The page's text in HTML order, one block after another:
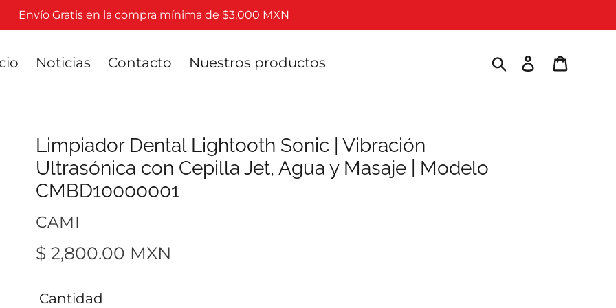
Envío Gratis en la compra mínima de $3,000 MXN
Noticias Contacto Nuestros productos BuscarIngresar
Limpiador Dental Lightooth Sonic | Vibración
Ultrasónica con Cepilla Jet, Agua y Masaje | Modelo
CMBD10000001
VENDEDOR
CAMI
Precio
$ 2,800.00 MXN
Cantidad